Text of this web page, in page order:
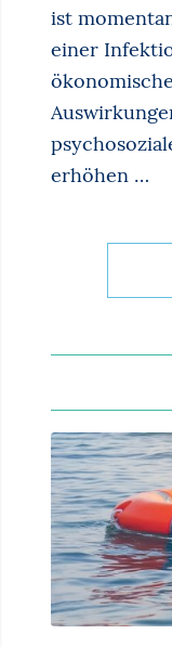
ist
einer
erhöhen …